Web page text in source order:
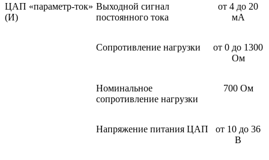
ЦАП «параметр-ток»
(И)
Выходной сигнал
постоянного тока
от 4 до 20
мА
Сопротивление нагрузки
от 0 до 1300
Ом
Номинальное
сопротивление нагрузки
700 Ом
Напряжение питания ЦАП
от 10 до 36
В